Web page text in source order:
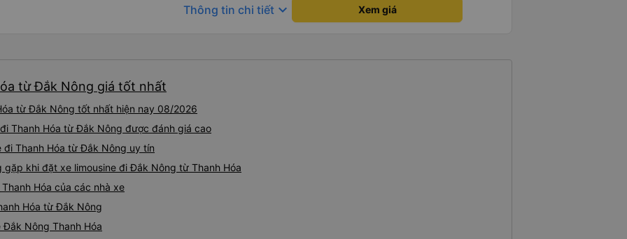
Thông tin chi tiết keyboard_arrow_down Xem giá
từ Đắk Nông giá tốt nhất
từ Đắk Nông tốt nhất hiện nay 08/2026
Thanh Hóa từ Đắk Nông được đánh giá cao
đi Thanh Hóa từ Đắk Nông uy tín
khi đặt xe limousine đi Đắk Nông từ Thanh Hóa
Hóa của các nhà xe
Hóa từ Đắk Nông
Đắk Nông Thanh Hóa